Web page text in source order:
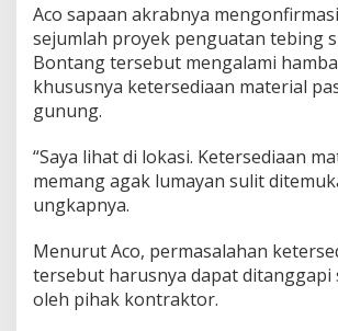
Aco sapaan akrabnya
sejumlah proyek penguatan tebing
Bontang tersebut mengalami
khususnya ketersediaan material
gunung.
“Saya lihat di lokasi. Ketersediaan
memang agak lumayan sulit
ungkapnya.
Menurut Aco, permasalahan
tersebut harusnya dapat ditanggapi
oleh pihak kontraktor.